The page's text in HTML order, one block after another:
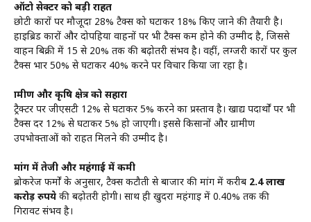
ऑटो सेक्टर को बड़ी राहत
छोटी कारों पर मौजूदा 28% टैक्स को घटाकर 18% किए जाने की तैयारी है।
हाइब्रिड कारों और दोपहिया वाहनों पर भी टैक्स कम होने की उम्मीद है, जिससे
वाहन बिक्री में 15 से 20% तक की बढ़ोतरी संभव है। वहीं, लग्जरी कारों पर कुल
टैक्स भार 50% से घटाकर 40% करने पर विचार किया जा रहा है।
ग्रामीण और कृषि क्षेत्र को सहारा
ट्रैक्टर पर जीएसटी 12% से घटाकर 5% करने का प्रस्ताव है। खाद्य पदार्थों पर भी
टैक्स दर 12% से घटाकर 5% हो जाएगी। इससे किसानों और ग्रामीण
उपभोक्ताओं को राहत मिलने की उम्मीद है।
मांग में तेजी और महंगाई में कमी
ब्रोकरेज फर्मों के अनुसार, टैक्स कटौती से बाजार की मांग में करीब 2.4 लाख
करोड़ रुपये की बढ़ोतरी होगी। साथ ही खुदरा महंगाई में 0.40% तक की
गिरावट संभव है।